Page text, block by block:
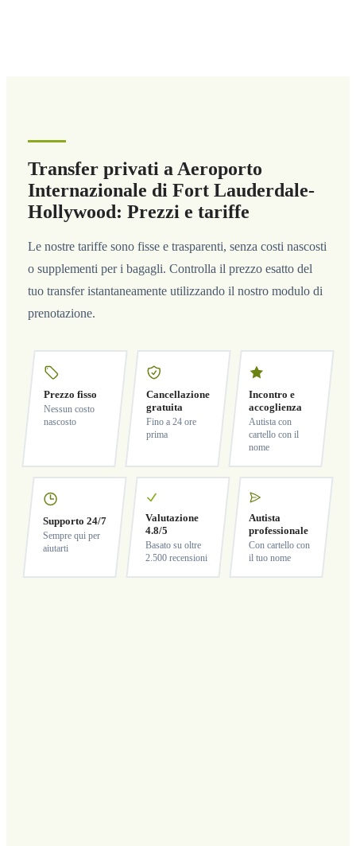
Transfer privati a Aeroporto
Internazionale di Fort Lauderdale-
Hollywood: Prezzi e tariffe
Le nostre tariffe sono fisse e trasparenti, senza costi nascosti
o supplementi per i bagagli. Controlla il prezzo esatto del
tuo transfer istantaneamente utilizzando il nostro modulo di
prenotazione.
Prezzo fisso
Nessun costo
nascosto
Cancellazione
gratuita
Fino a 24 ore
prima
Incontro e
accoglienza
Autista con
cartello con il
nome
Supporto 24/7
Sempre qui per
aiutarti
Valutazione
4.8/5
Basato su oltre
2.500 recensioni
Autista
professionale
Con cartello con
il tuo nome